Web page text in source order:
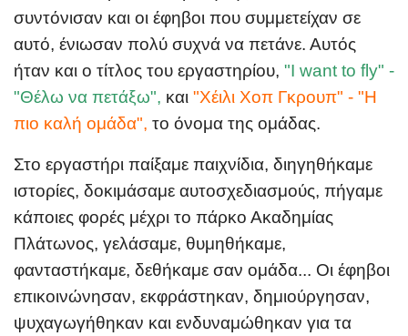
συντόνισαν και οι έφηβοι που συμμετείχαν σε
αυτό, ένιωσαν πολύ συχνά να πετάνε. Αυτός
ήταν και ο τίτλος του εργαστηρίου, "I want to fly" -
"Θέλω να πετάξω", και "Χέιλι Χοπ Γκρουπ" - "Η
πιο καλή ομάδα", το όνομα της ομάδας.
Στο εργαστήρι παίξαμε παιχνίδια, διηγηθήκαμε
ιστορίες, δοκιμάσαμε αυτοσχεδιασμούς, πήγαμε
κάποιες φορές μέχρι το πάρκο Ακαδημίας
Πλάτωνος, γελάσαμε, θυμηθήκαμε,
φανταστήκαμε, δεθήκαμε σαν ομάδα... Οι έφηβοι
επικοινώνησαν, εκφράστηκαν, δημιούργησαν,
ψυχαγωγήθηκαν και ενδυναμώθηκαν για τα